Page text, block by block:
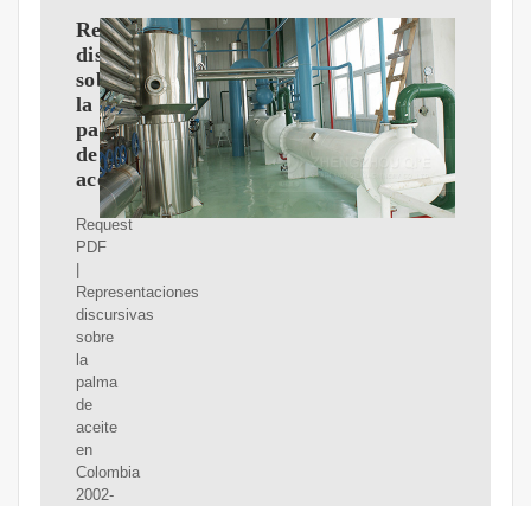
Representaciones
discursivas
sobre
la
palma
de
aceite
Request
PDF
Representaciones
discursivas
sobre
la
palma
de
aceite
en
Colombia
2002-